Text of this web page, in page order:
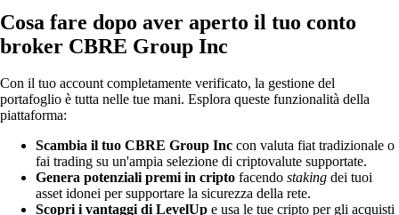
Cosa fare dopo aver aperto il tuo conto
broker CBRE Group Inc
Con il tuo account completamente verificato, la gestione del
portafoglio è tutta nelle tue mani. Esplora queste funzionalità della
piattaforma:
Scambia il tuo CBRE Group Inc con valuta fiat tradizionale o
fai trading su un'ampia selezione di criptovalute supportate.
Genera potenziali premi in cripto facendo staking dei tuoi
asset idonei per supportare la sicurezza della rete.
Scopri i vantaggi di LevelUp e usa le tue cripto per gli acquisti